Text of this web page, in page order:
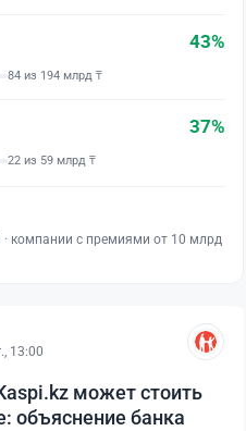
43%
84 из 194 млрд ₸
37%
22 из 59 млрд ₸
компании с премиями от 10 млрд
13:00
может стоить
объяснение банка